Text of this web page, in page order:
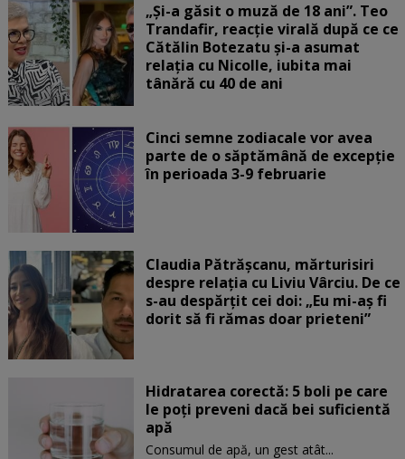
„Și-a găsit o muză de 18 ani”. Teo
Trandafir, reacție virală după ce ce
Cătălin Botezatu și-a asumat
relația cu Nicolle, iubita mai
tânără cu 40 de ani
Cinci semne zodiacale vor avea
parte de o săptămână de excepție
în perioada 3-9 februarie
Claudia Pătrășcanu, mărturisiri
despre relația cu Liviu Vârciu. De ce
s-au despărțit cei doi: „Eu mi-aș fi
dorit să fi rămas doar prieteni”
Hidratarea corectă: 5 boli pe care
le poți preveni dacă bei suficientă
apă
Consumul de apă, un gest atât...